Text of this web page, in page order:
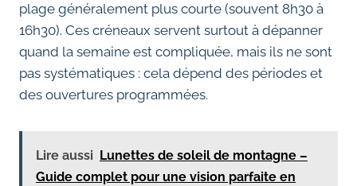
plage généralement plus courte (souvent 8h30 à
16h30). Ces créneaux servent surtout à dépanner
quand la semaine est compliquée, mais ils ne sont
pas systématiques : cela dépend des périodes et
des ouvertures programmées.
Lire aussi Lunettes de soleil de montagne –
Guide complet pour une vision parfaite en